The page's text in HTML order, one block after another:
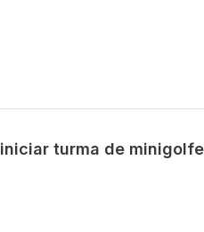
turma de